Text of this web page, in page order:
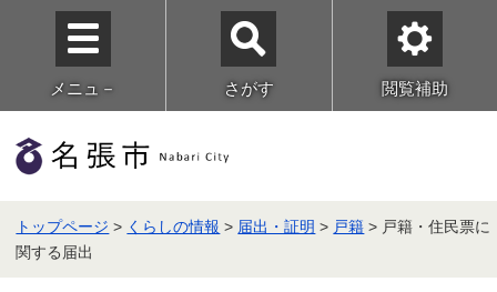
メニュ－ さがす 閲覧補助
トップページ > くらしの情報 > 届出・証明 > 戸籍 > 戸籍・住民票に
関する届出